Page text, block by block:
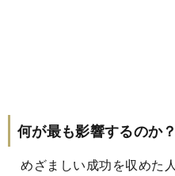
何が最も影響するのか？
めざましい成功を収めた